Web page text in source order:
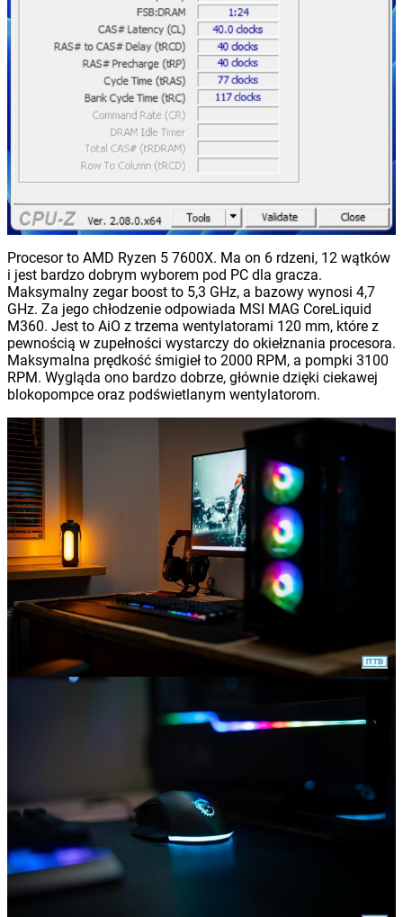
Procesor to AMD Ryzen 5 7600X. Ma on 6 rdzeni, 12 wątków
i jest bardzo dobrym wyborem pod PC dla gracza.
Maksymalny zegar boost to 5,3 GHz, a bazowy wynosi 4,7
GHz. Za jego chłodzenie odpowiada MSI MAG CoreLiquid
M360. Jest to AiO z trzema wentylatorami 120 mm, które z
pewnością w zupełności wystarczy do okiełznania procesora.
Maksymalna prędkość śmigieł to 2000 RPM, a pompki 3100
RPM. Wygląda ono bardzo dobrze, głównie dzięki ciekawej
blokopompce oraz podświetlanym wentylatorom.